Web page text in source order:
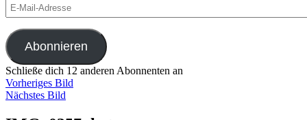
Abonnieren
Schließe dich 12 anderen Abonnenten an
Vorheriges Bild
Nächstes Bild